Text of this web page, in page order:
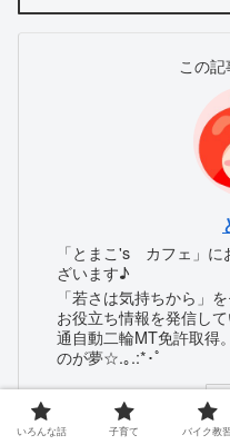
この
「とまこ's カフェ」に
ざいます♪
「若さは気持ちから」
お役立ち情報を発信し
通自動二輪MT免許取得
のが夢☆.｡.:*･ﾟ
いろんな話 子育て バイク教習